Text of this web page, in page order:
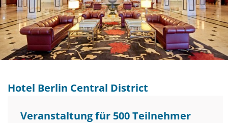
Hotel Berlin Central District
Veranstaltung für 500 Teilnehmer